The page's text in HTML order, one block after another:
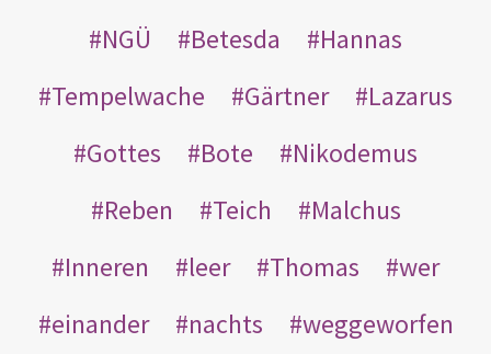
NGÜ
Betesda
Hannas
Tempelwache
Gärtner
Lazarus
Gottes
Bote
Nikodemus
Reben
Teich
Malchus
Inneren
leer Thomas
wer
einander
nachts
weggeworfen